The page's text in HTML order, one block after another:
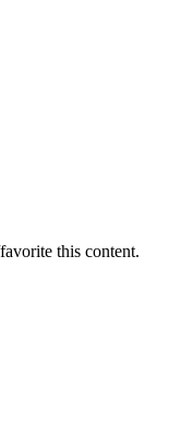
this content.